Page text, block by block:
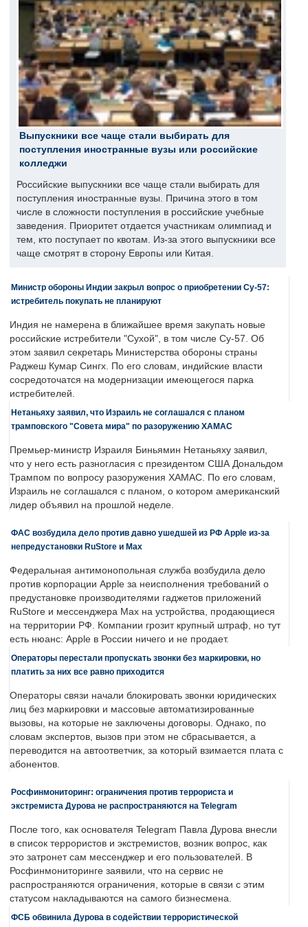
Выпускники все чаще стали выбирать для
поступления иностранные вузы или российские
колледжи
Российские выпускники все чаще стали выбирать для
поступления иностранные вузы. Причина этого в том
числе в сложности поступления в российские учебные
заведения. Приоритет отдается участникам олимпиад и
тем, кто поступает по квотам. Из-за этого выпускники все
чаще смотрят в сторону Европы или Китая.
Министр обороны Индии закрыл вопрос о приобретении Су-57:
истребитель покупать не планируют
Индия не намерена в ближайшее время закупать новые
российские истребители "Сухой", в том числе Су-57. Об
этом заявил секретарь Министерства обороны страны
Раджеш Кумар Сингх. По его словам, индийские власти
сосредоточатся на модернизации имеющегося парка
истребителей.
Нетаньяху заявил, что Израиль не соглашался с планом
трамповского "Совета мира" по разоружению ХАМАС
Премьер-министр Израиля Биньямин Нетаньяху заявил,
что у него есть разногласия с президентом США Дональдом
Трампом по вопросу разоружения ХАМАС. По его словам,
Израиль не соглашался с планом, о котором американский
лидер объявил на прошлой неделе.
ФАС возбудила дело против давно ушедшей из РФ Apple из-за
непредустановки RuStore и Max
Федеральная антимонопольная служба возбудила дело
против корпорации Apple за неисполнения требований о
предустановке производителями гаджетов приложений
RuStore и мессенджера Max на устройства, продающиеся
на территории РФ. Компании грозит крупный штраф, но тут
есть нюанс: Apple в России ничего и не продает.
Операторы перестали пропускать звонки без маркировки, но
платить за них все равно приходится
Операторы связи начали блокировать звонки юридических
лиц без маркировки и массовые автоматизированные
вызовы, на которые не заключены договоры. Однако, по
словам экспертов, вызов при этом не сбрасывается, а
переводится на автоответчик, за который взимается плата с
абонентов.
Росфинмониторинг: ограничения против террориста и
экстремиста Дурова не распространяются на Telegram
После того, как основателя Telegram Павла Дурова внесли
в список террористов и экстремистов, возник вопрос, как
это затронет сам мессенджер и его пользователей. В
Росфинмониторинге заявили, что на сервис не
распространяются ограничения, которые в связи с этим
статусом накладываются на самого бизнесмена.
ФСБ обвинила Дурова в содействии террористической